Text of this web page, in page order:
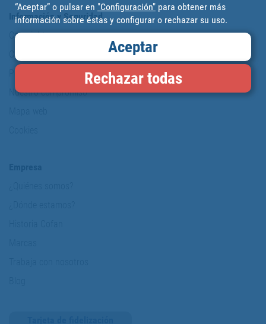
Información y Seguridad
Copyright
Condiciones de uso
Política de protección de datos personales
Nuestro compromiso
“Aceptar” o pulsar en "Configuración" para obtener más
información sobre éstas y configurar o rechazar su uso.
Aceptar
Rechazar todas